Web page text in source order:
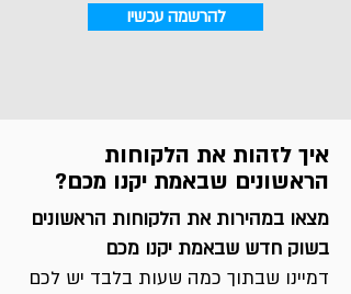
להרשמה עכשיו
איך לזהות את הלקוחות
הראשונים שבאמת יקנו מכם?
מצאו במהירות את הלקוחות הראשונים
בשוק חדש שבאמת יקנו מכם
דמיינו שבתוך כמה שעות בלבד יש לכם